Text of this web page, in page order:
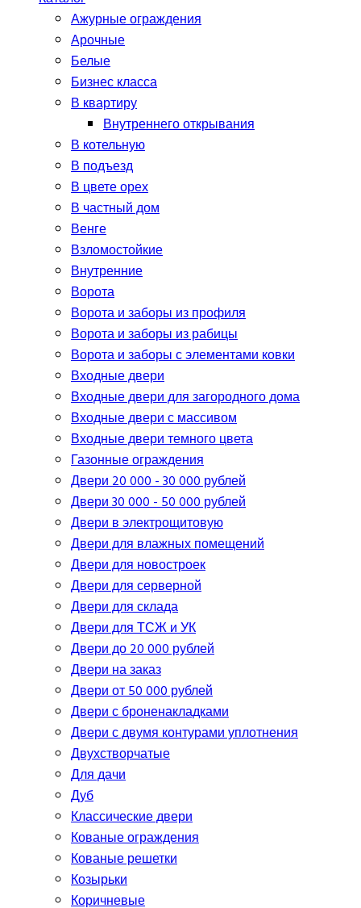
Ажурные ограждения
Арочные
Белые
Бизнес класса
В квартиру
Внутреннего открывания
В котельную
В подъезд
В цвете орех
В частный дом
Венге
Взломостойкие
Внутренние
Ворота
Ворота и заборы из профиля
Ворота и заборы из рабицы
Ворота и заборы с элементами ковки
Входные двери
Входные двери для загородного дома
Входные двери с массивом
Входные двери темного цвета
Газонные ограждения
Двери 20 000 - 30 000 рублей
Двери 30 000 - 50 000 рублей
Двери в электрощитовую
Двери для влажных помещений
Двери для новостроек
Двери для серверной
Двери для склада
Двери для ТСЖ и УК
Двери до 20 000 рублей
Двери на заказ
Двери от 50 000 рублей
Двери с броненакладками
Двери с двумя контурами уплотнения
Двухстворчатые
Для дачи
Дуб
Классические двери
Кованые ограждения
Кованые решетки
Козырьки
Коричневые